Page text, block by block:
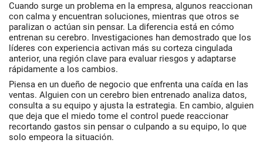
Cuando surge un problema en la empresa, algunos reaccionan
con calma y encuentran soluciones, mientras que otros se
paralizan o actúan sin pensar. La diferencia está en cómo
entrenan su cerebro. Investigaciones han demostrado que los
líderes con experiencia activan más su corteza cingulada
anterior, una región clave para evaluar riesgos y adaptarse
rápidamente a los cambios.
Piensa en un dueño de negocio que enfrenta una caída en las
ventas. Alguien con un cerebro bien entrenado analiza datos,
consulta a su equipo y ajusta la estrategia. En cambio, alguien
que deja que el miedo tome el control puede reaccionar
recortando gastos sin pensar o culpando a su equipo, lo que
solo empeora la situación.